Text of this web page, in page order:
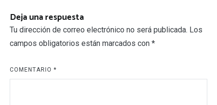
Deja una respuesta
Tu dirección de correo electrónico no será publicada. Los
campos obligatorios están marcados con *
COMENTARIO *